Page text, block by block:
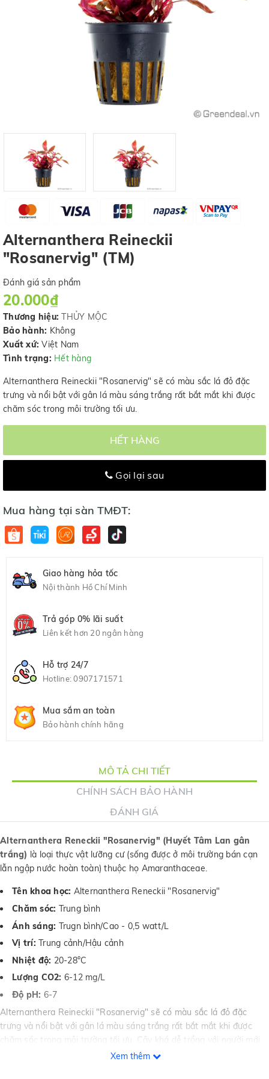
Alternanthera Reineckii
"Rosanervig" (TM)
Đánh giá sản phẩm
20.000₫
Thương hiệu: THỦY MỘC
Bảo hành: Không
Xuất xứ: Việt Nam
Tình trạng: Hết hàng
Alternanthera Reineckii "Rosanervig" sẽ có màu sắc lá đỏ đặc
trưng và nổi bật với gân lá màu sáng trắng rất bắt mắt khi được
chăm sóc trong môi trường tối ưu.
HẾT HÀNG
Gọi lại sau
Mua hàng tại sàn TMĐT:
Giao hàng hỏa tốc
Nội thành Hồ Chí Minh
Trả góp 0% lãi suất
Liên kết hơn 20 ngân hàng
Hỗ trợ 24/7
Hotline:0907171571
Mua sắm an toàn
Bảo hành chính hãng
MÔ TẢ CHI TIẾT
CHÍNH SÁCH BẢO HÀNH
ĐÁNH GIÁ
Alternanthera Reneckii "Rosanervig" (Huyết Tâm Lan gân
trắng) là loại thực vật lưỡng cư (sống được ở môi trường bán cạn
lẫn ngập nước hoàn toàn) thuộc họ Amaranthaceae.
Tên khoa học: Alternanthera Reneckii "Rosanervig"
Chăm sóc: Trung bình
Ánh sáng: Trugn bình/Cao - 0,5 watt/L
Vị trí: Trung cảnh/Hậu cảnh
Nhiệt độ: 20-28°C
Lượng CO2: 6-12 mg/L
Độ pH: 6-7
Alternanthera Reineckii "Rosanervig" sẽ có màu sắc lá đỏ đặc
trưng và nổi bật với gân lá màu sáng trắng rất bắt mắt khi được
chăm sóc trong môi trường tối ưu. Cây khá dễ trồng với người mới
và phù hợp trồng vị trí trung/hậu cảnh trong
Xem thêm